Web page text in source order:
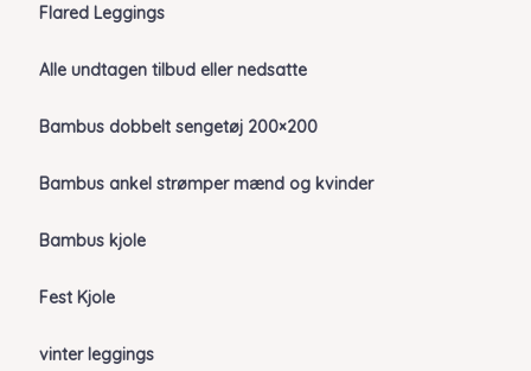
Flared Leggings
Alle undtagen tilbud eller nedsatte
Bambus dobbelt sengetøj 200×200
Bambus ankel strømper mænd og kvinder
Bambus kjole
Fest Kjole
vinter leggings